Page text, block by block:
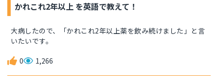
かれこれ2年以上 を英語で教えて！
大病したので、「かれこれ2年以上薬を飲み続けました」と言
いたいです。
0 1,266